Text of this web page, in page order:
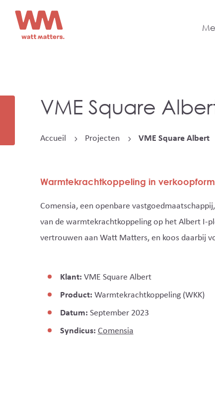
VME Square
Accueil 5 Projecten 5 VME Square Albert
Warmtekrachtkoppeling in
Comensia, een openbare
van de warmtekrachtkoppeling op het Albert I-
vertrouwen aan Watt Matters, en koos daarbij
Klant: VME Square Albert
Product: Warmtekrachtkoppeling (WKK)
Datum: September 2023
Syndicus: Comensia